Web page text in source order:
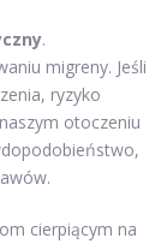
.
migreny. Jeśli
ryzyko
otoczeniu
cierpiącym na